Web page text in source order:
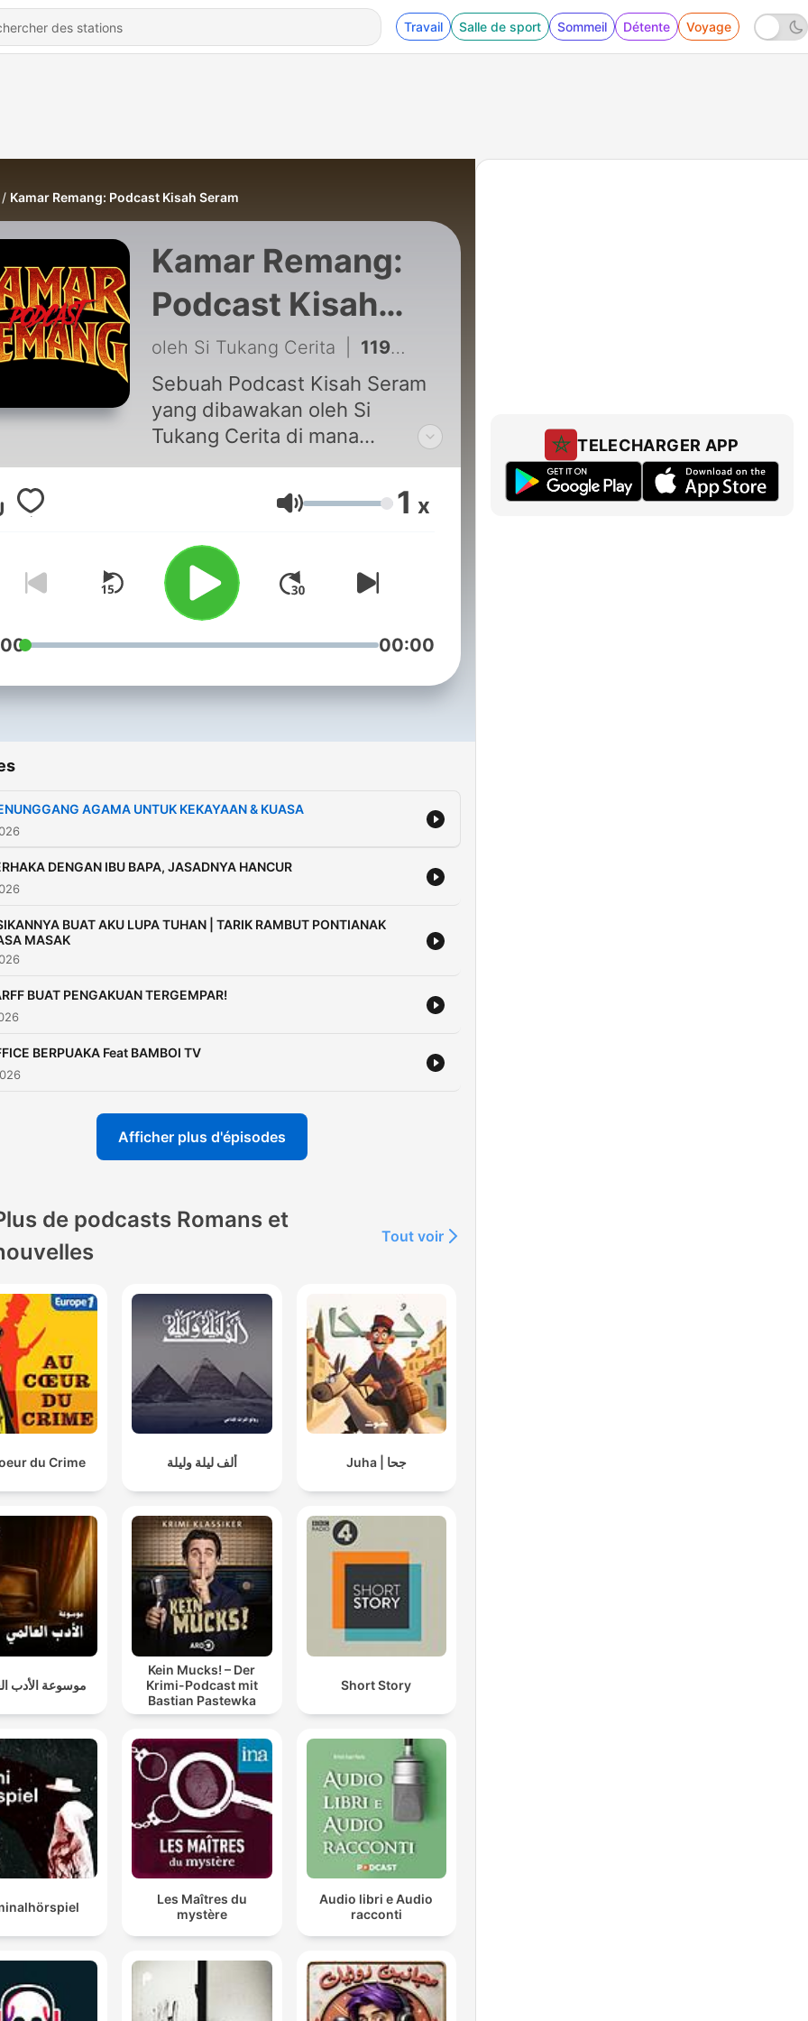
Travail Salle de sport Sommeil Détente Voyage
Kamar Remang: Podcast Kisah Seram
Kamar Remang:
Podcast Kisah
Seram
oleh Si Tukang Cerita 119 - MENUNGGANG AGAMA UNTUK KEKAYAAN & KUASA
Sebuah Podcast Kisah Seram
yang dibawakan oleh Si
Tukang Cerita di mana
memperdengarkan kepada
anda semua peminat kisah
seram tentang kisah-kisah
mereka yang pernah melalui
pengalaman seram dan mistik.
#seramtak
Volume 1 x
00:00
AGAMA UNTUK KEKAYAAN & KUASA
DENGAN IBU BAPA, JASADNYA HANCUR
BUAT AKU LUPA TUHAN | TARIK RAMBUT PONTIANAK
MASAK
BUAT PENGAKUAN TERGEMPAR!
BERPUAKA Feat BAMBOI TV
Afficher plus d'épisodes
de podcasts Romans et
Tout voir
du Crime ألف ليلة وليلة Juha | جحا
موسوعة الأدب
Kein Mucks! – Der
Krimi-Podcast mit
Bastian Pastewka
Short Story
Les Maîtres du
mystère
Audio libri e Audio
racconti
TELECHARGER APP